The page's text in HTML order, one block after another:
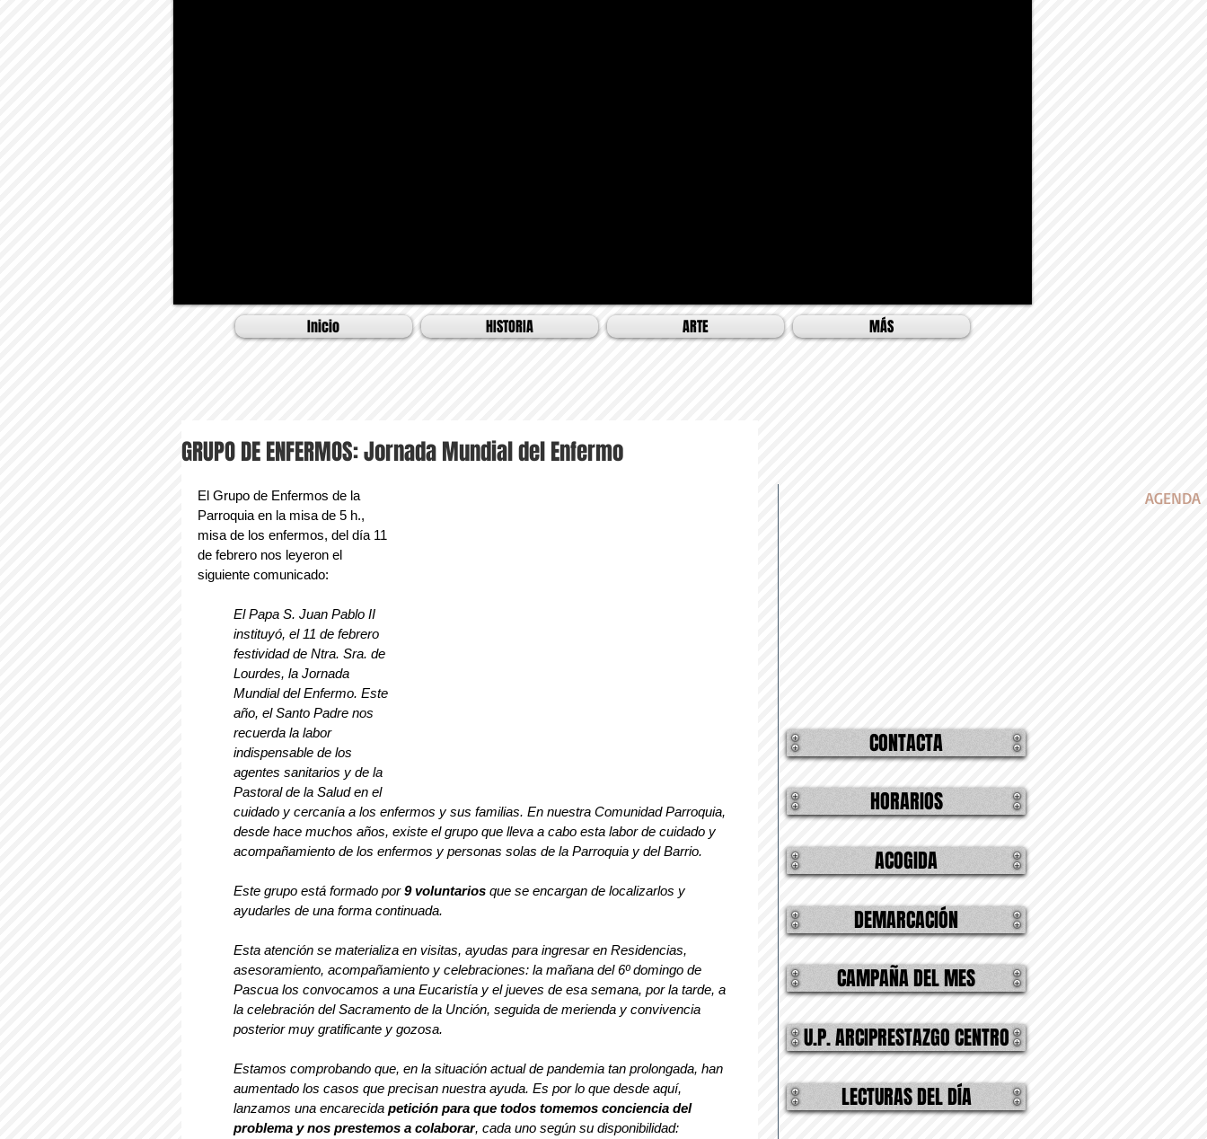
Inicio HISTORIA ARTE MÁS
GRUPO DE ENFERMOS: Jornada Mundial del Enfermo
El Grupo de Enfermos de la
Parroquia en la misa de 5 h.,
misa de los enfermos, del día 11
de febrero nos leyeron el
siguiente comunicado:
El Papa S. Juan Pablo II
instituyó, el 11 de febrero
festividad de Ntra. Sra. de
Lourdes, la Jornada
Mundial del Enfermo. Este
año, el Santo Padre nos
recuerda la labor
indispensable de los
agentes sanitarios y de la
Pastoral de la Salud en el
cuidado y cercanía a los enfermos y sus familias. En nuestra Comunidad Parroquia,
desde hace muchos años, existe el grupo que lleva a cabo esta labor de cuidado y
acompañamiento de los enfermos y personas solas de la Parroquia y del Barrio.
Este grupo está formado por 9 voluntarios que se encargan de localizarlos y
ayudarles de una forma continuada.
Esta atención se materializa en visitas, ayudas para ingresar en Residencias,
asesoramiento, acompañamiento y celebraciones: la mañana del 6º domingo de
Pascua los convocamos a una Eucaristía y el jueves de esa semana, por la tarde, a
la celebración del Sacramento de la Unción, seguida de merienda y convivencia
posterior muy gratificante y gozosa.
Estamos comprobando que, en la situación actual de pandemia tan prolongada, han
aumentado los casos que precisan nuestra ayuda. Es por lo que desde aquí,
lanzamos una encarecida petición para que todos tomemos conciencia del
problema y nos prestemos a colaborar, cada uno según su disponibilidad:
ACOGIDA
CAMPAÑA DEL MES
U.P. ARCIPRESTAZGO CENTRO
CONTACTA
HORARIOS
DEMARCACIÓN
LECTURAS DEL DÍA
AGENDA